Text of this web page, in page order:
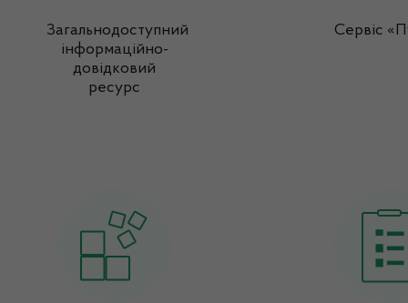
Загальнодоступний
інформаційно-
довідковий
ресурс
Сервіс